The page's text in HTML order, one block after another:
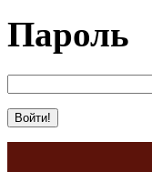
Пароль